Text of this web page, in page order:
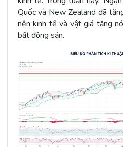
Quốc và New Zealand đã
nền kinh tế và vật giá tăng
bất động sản.